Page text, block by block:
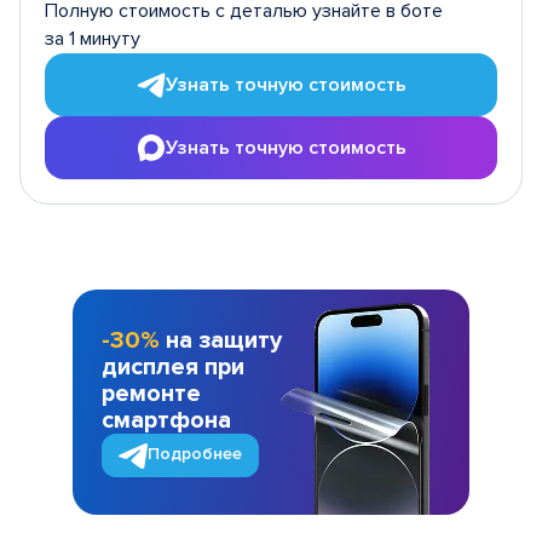
Полную стоимость с деталью узнайте в боте
за 1 минуту
Узнать точную стоимость
Узнать точную стоимость
-30% на защиту
дисплея при
ремонте
смартфона
Подробнее